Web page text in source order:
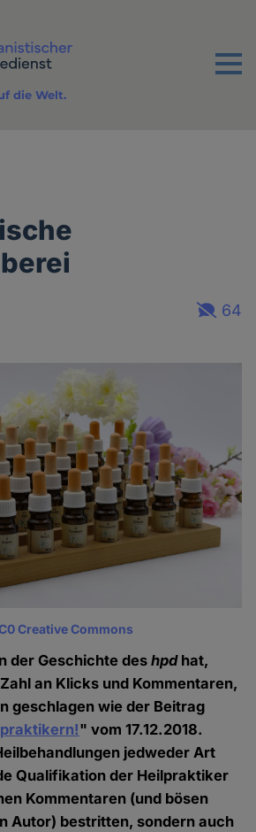
Menu
die Welt.
64
Creative Commons
der Geschichte deshpdhat,
an Klicks und Kommentaren,
geschlagen wie der Beitrag
" vom 17.12.2018.
jedweder Art
Qualifikation der Heilpraktiker
Kommentaren (und bösen
Autor) bestritten, sondern auch